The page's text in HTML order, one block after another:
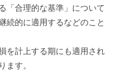
「合理的な基準」について
続的に適用するなどのこと
を計上する期にも適用され
ます。